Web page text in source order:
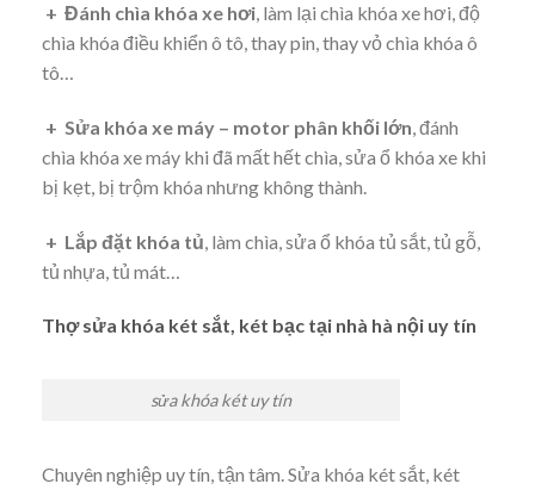
+ Đánh chìa khóa xe hơi, làm lại chìa khóa xe hơi, độ
chìa khóa điều khiển ô tô, thay pin, thay vỏ chìa khóa ô
tô…
+ Sửa khóa xe máy – motor phân khối lớn, đánh
chìa khóa xe máy khi đã mất hết chìa, sửa ổ khóa xe khi
bị kẹt, bị trộm khóa nhưng không thành.
+ Lắp đặt khóa tủ , làm chìa, sửa ổ khóa tủ sắt, tủ gỗ,
tủ nhựa, tủ mát…
Thợ sửa khóa két sắt, két bạc tại nhà hà nội uy tín
sửa khóa két uy tín
Chuyên nghiệp uy tín, tận tâm. Sửa khóa két sắt, két